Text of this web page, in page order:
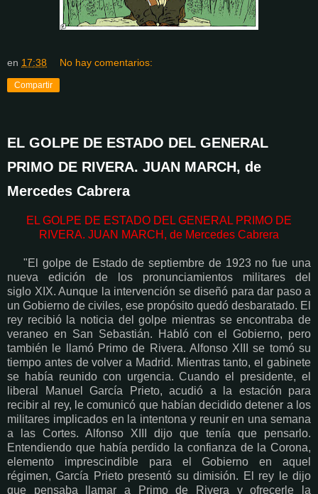
en 17:38 No hay comentarios:
Compartir
EL GOLPE DE ESTADO DEL GENERAL
PRIMO DE RIVERA. JUAN MARCH, de
Mercedes Cabrera
EL GOLPE DE ESTADO DEL GENERAL PRIMO DE
RIVERA. JUAN MARCH, de Mercedes Cabrera
"El golpe de Estado de septiembre de 1923 no fue una
nueva edición de los pronunciamientos militares del
siglo XIX. Aunque la intervención se diseñó para dar paso a
un Gobierno de civiles, ese propósito quedó desbaratado. El
rey recibió la noticia del golpe mientras se encontraba de
veraneo en San Sebastián. Habló con el Gobierno, pero
también le llamó Primo de Rivera. Alfonso XIII se tomó su
tiempo antes de volver a Madrid. Mientras tanto, el gabinete
se había reunido con urgencia. Cuando el presidente, el
liberal Manuel García Prieto, acudió a la estación para
recibir al rey, le comunicó que habían decidido detener a los
militares implicados en la intentona y reunir en una semana
a las Cortes. Alfonso XIII dijo que tenía que pensarlo.
Entendiendo que había perdido la confianza de la Corona,
elemento imprescindible para el Gobierno en aquel
régimen, García Prieto presentó su dimisión. El rey le dijo
que pensaba llamar a Primo de Rivera y ofrecerle la